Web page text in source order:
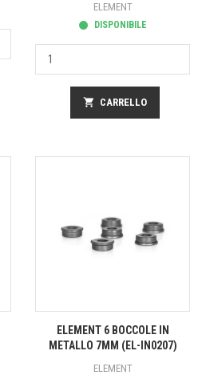
ELEMENT
DISPONIBILE
shopping_cart CARRELLO
ELEMENT 6 BOCCOLE IN
METALLO 7MM (EL-IN0207)
ELEMENT